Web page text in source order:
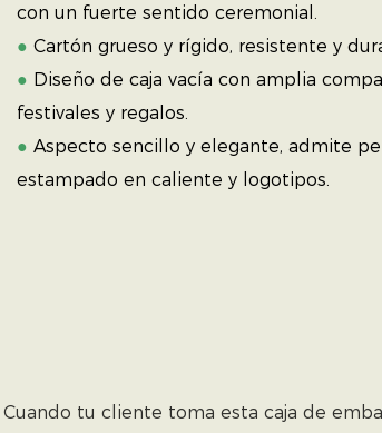
con un fuerte sentido ceremonial.
● Cartón grueso y rígido, resistente y
● Diseño de caja vacía con amplia
festivales y regalos.
● Aspecto sencillo y elegante, admite
estampado en caliente y logotipos.
Cuando tu cliente toma esta caja de